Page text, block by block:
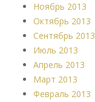
Ноябрь 2013
Октябрь 2013
Сентябрь 2013
Июль 2013
Апрель 2013
Март 2013
Февраль 2013